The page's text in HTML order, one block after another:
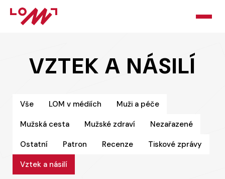
HOME
KURZY
PORADNA
PODPOŘTE NÁS
BLOG
VZTEK A NÁSILÍ
Vše LOM v médiích
Muži a péče
Mužská cesta
Mužské zdraví
Nezařazené
Ostatní
Patron Recenze
Tiskové zprávy
Vztek a násilí